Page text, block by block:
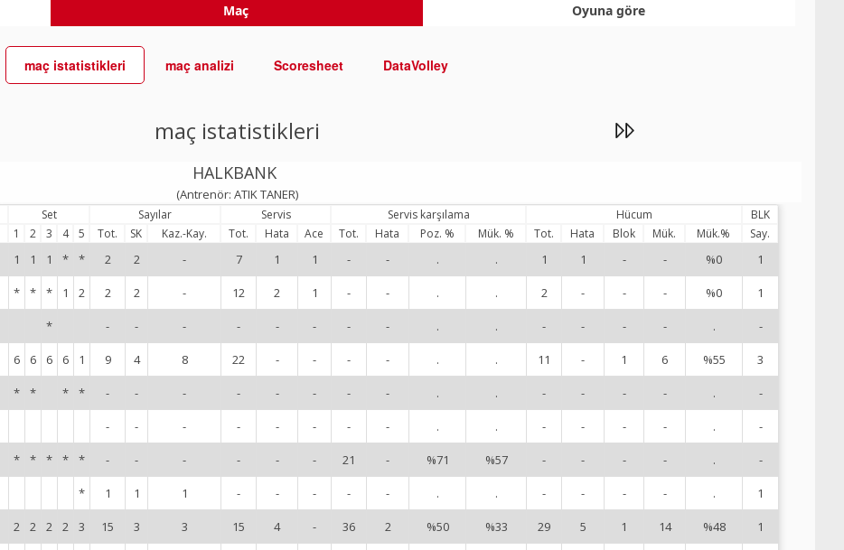
Maç Oyuna göre
maç istatistikleri maç analizi Scoresheet DataVolley
maç istatistikleri
HALKBANK
(Antrenör: ATIK TANER)
Set Sayılar Servis Servis karşılama Hücum
BLK
1
2 3 4 5 Tot. SK Kaz.-Kay. Tot. Hata Ace Tot. Hata Poz. % Mük. % Tot. Hata Blok Mük. Mük.% Say.
1 1 1 * * 2 2 - 7 1 1 - - . . 1 1 - - %0 1
* * * 1 2 2 2 - 12 2 1 - - . . 2 - - - %0 1
* - - - - - - - - . . - - - - . -
6 6 6 6 1 9 4 8 22 - - - - . . 11 - 1 6 %55 3
* * * * - - - - - - - - . . - - - - . -
- - - - - - - - . . - - - - . -
* * * * * - - - - - - 21 - %71 %57 - - - - . -
* 1 1 1 - - - - - . . - - - - . 1
2 2 2 2 3 15 3 3 15 4 - 36 2 %50 %33 29 5 1 14 %48 1